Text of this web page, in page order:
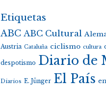
Etiquetas
ABC ABC Cultural
Austria Cataluña ciclismo cultura
despotismo Diario de
Diarios E. Jünger El País